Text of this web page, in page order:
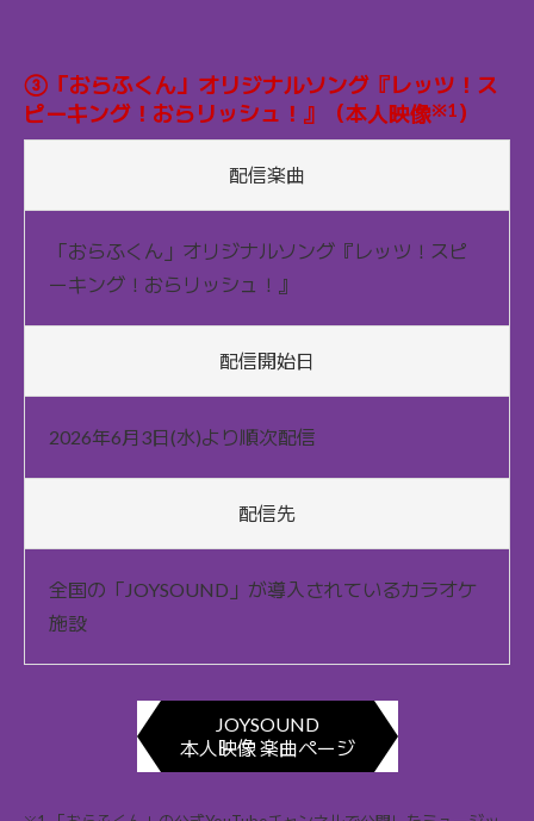
③「おらふくん」オリジナルソング『レッツ！ス
ピーキング！おらリッシュ！』（本人映像※1 ）
配信楽曲
「おらふくん」オリジナルソング『レッツ！スピ
ーキング！おらリッシュ！』
配信開始日
2026年6月3日(水)より順次配信
配信先
全国の「JOYSOUND」が導入されているカラオケ
施設
JOYSOUND
本人映像 楽曲ページ